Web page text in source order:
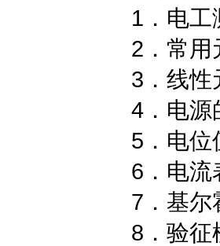
1．
2．
3．线
4．
5．
6．
7．
8．验征